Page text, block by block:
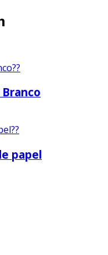
papel